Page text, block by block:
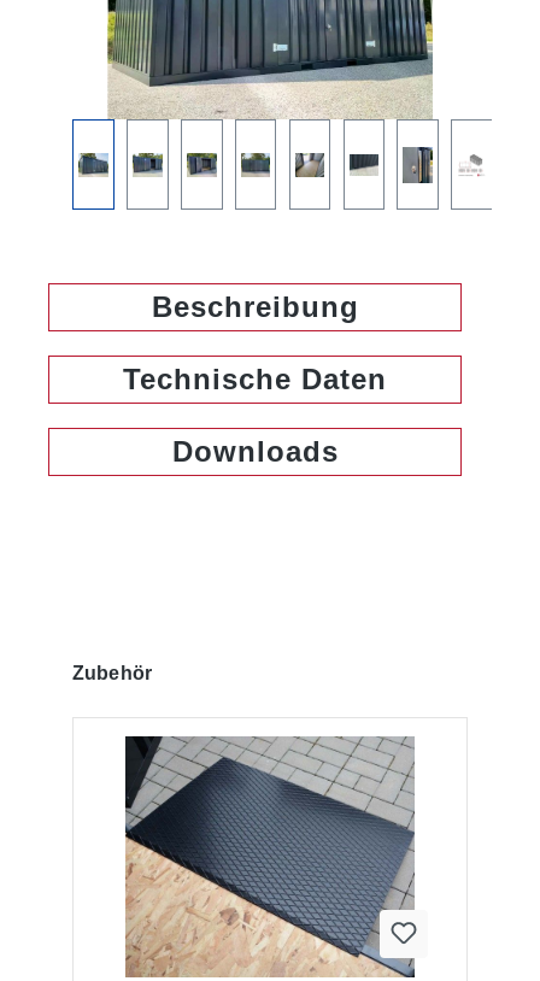
Beschreibung
Technische Daten
Downloads
Produktgalerie überspringen
Zubehör